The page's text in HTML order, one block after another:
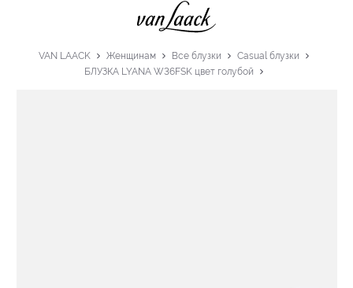
VAN LAACK Женщинам Все блузки
Casual блузки
БЛУЗКА LYANA W36FSK цвет голубой